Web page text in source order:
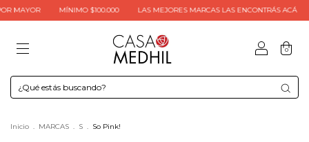
MÍNIMO $100.000 LAS MEJORES MARCAS LAS ENCONTRÁS ACÁ
0
Inicio . MARCAS . S . So Pink!